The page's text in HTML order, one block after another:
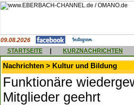
09.08.2026
STARTSEITE
KURZNACHRICHTEN
Nachrichten > Kultur und Bildung
Funktionäre
Mitglieder geehrt